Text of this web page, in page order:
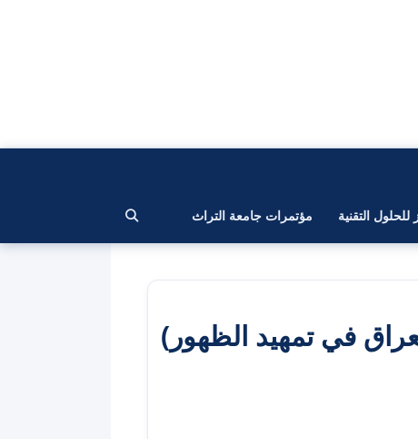
للحلول التقنية مؤتمرات جامعة التراث
في تمهيد الظهور)